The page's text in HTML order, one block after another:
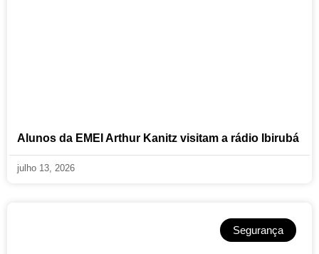
Alunos da EMEI Arthur Kanitz visitam a rádio Ibirubá
julho 13, 2026
Segurança